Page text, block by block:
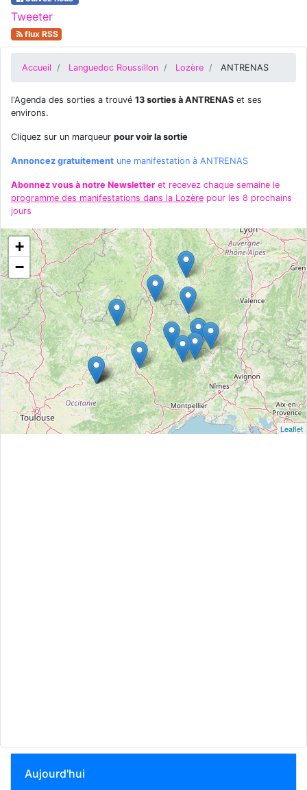
Tweeter
flux RSS
Accueil Languedoc Roussillon Lozère ANTRENAS
l'Agenda des sorties a trouvé 13 sorties à ANTRENAS et ses
environs.
Cliquez sur un marqueur pour voir la sortie
Annoncez gratuitement une manifestation à ANTRENAS
Abonnez vous à notre Newsletter et recevez chaque semaine le
programme des manifestations dans la Lozère pour les 8 prochains
jours
+
−
Leaflet
Aujourd'hui